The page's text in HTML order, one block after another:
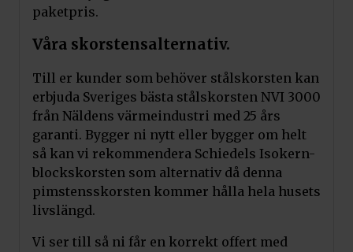
paketpris.
Våra skorstensalternativ.
Till er kunder som behöver stålskorsten kan
erbjuda Sveriges bästa stålskorsten NVI 3000
från Näldens värmeindustri med 25 års
garanti. Bygger ni nytt eller bygger om helt
så kan vi rekommendera Schiedels Isokern-
blockskorsten som alternativ då denna
pimstensskorsten kommer hålla hela husets
livslängd.
Vi ser till så ni får en korrekt offert med